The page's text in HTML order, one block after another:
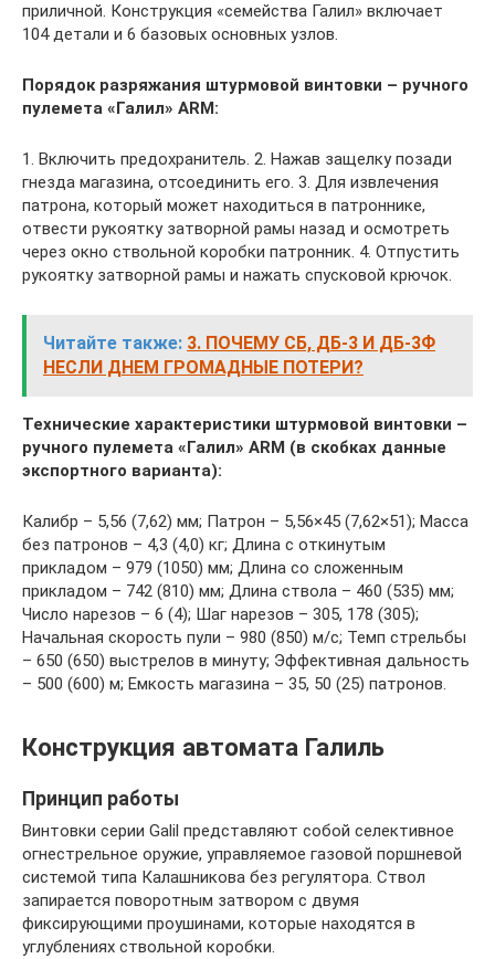
приличной. Конструкция «семейства Галил» включает
104 детали и 6 базовых основных узлов.
Порядок разряжания штурмовой винтовки – ручного
пулемета «Галил» ARM:
1. Включить предохранитель. 2. Нажав защелку позади
гнезда магазина, отсоединить его. 3. Для извлечения
патрона, который может находиться в патроннике,
отвести рукоятку затворной рамы назад и осмотреть
через окно ствольной коробки патронник. 4. Отпустить
рукоятку затворной рамы и нажать спусковой крючок.
Читайте также: 3. ПОЧЕМУ СБ, ДБ-3 И ДБ-3Ф
НЕСЛИ ДНЕМ ГРОМАДНЫЕ ПОТЕРИ?
Технические характеристики штурмовой винтовки –
ручного пулемета «Галил» ARM (в скобках данные
экспортного варианта):
Калибр – 5,56 (7,62) мм; Патрон – 5,56×45 (7,62×51); Масса
без патронов – 4,3 (4,0) кг; Длина с откинутым
прикладом – 979 (1050) мм; Длина со сложенным
прикладом – 742 (810) мм; Длина ствола – 460 (535) мм;
Число нарезов – 6 (4); Шаг нарезов – 305, 178 (305);
Начальная скорость пули – 980 (850) м/с; Темп стрельбы
– 650 (650) выстрелов в минуту; Эффективная дальность
– 500 (600) м; Емкость магазина – 35, 50 (25) патронов.
Конструкция автомата Галиль
Принцип работы
Винтовки серии Galil представляют собой селективное
огнестрельное оружие, управляемое газовой поршневой
системой типа Калашникова без регулятора. Ствол
запирается поворотным затвором с двумя
фиксирующими проушинами, которые находятся в
углублениях ствольной коробки.